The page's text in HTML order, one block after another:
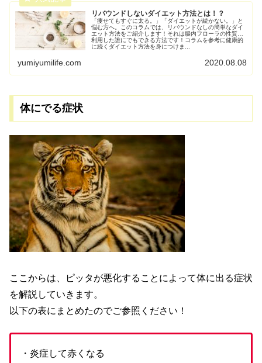
リバウンドしないダイエット方法とは！？
「痩せてもすぐに太る。」「ダイエットが続かない。」と
悩む方へ。このコラムでは、リバウンドなしの簡単なダイ
エット方法をご紹介します！それは腸内フローラの性質を
利用した誰にでもできる方法です！コラムを参考に健康的
に続くダイエット方法を身につけま...
yumiyumilife.com 2020.08.08
体にでる症状
ここからは、ピッタが悪化することによって体に出る症状
を解説していきます。
以下の表にまとめたのでご参照ください！
・炎症して赤くなる